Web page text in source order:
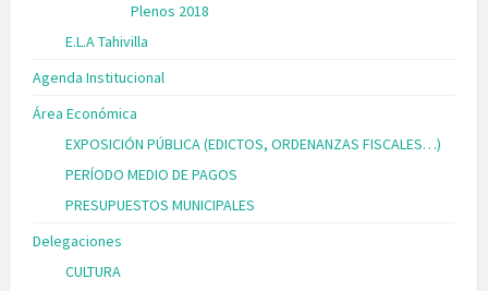
Plenos 2018
E.L.A Tahivilla
Agenda Institucional
Área Económica
EXPOSICIÓN PÚBLICA (EDICTOS, ORDENANZAS FISCALES…)
PERÍODO MEDIO DE PAGOS
PRESUPUESTOS MUNICIPALES
Delegaciones
CULTURA